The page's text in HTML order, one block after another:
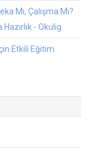
Mı, Çalışma Mı?
- Okulig
Etkili Eğitim